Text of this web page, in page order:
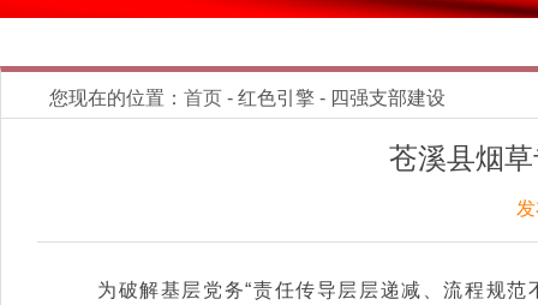
您现在的位置： 首页 - 红色引擎 - 四强支部建设
苍溪县烟
为破解基层党务“责任传导层层递减、流程规